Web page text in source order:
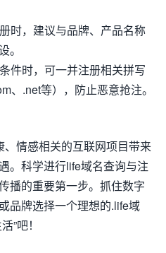
时，建议与品牌、产品名称
。
件时，可一并注册相关拼写
、.net等），防止恶意抢注。
情感相关的互联网项目带来
。科学进行life域名查询与注
播的重要第一步。抓住数字
品牌选择一个理想的.life域
”吧！